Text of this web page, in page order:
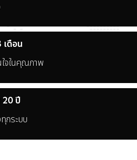
เดือน
ใจในคุณภาพ
20 ปี
กระบบ